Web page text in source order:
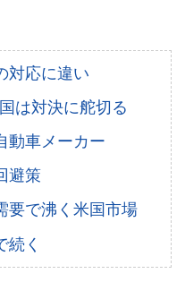
対応に違い
は対決に舵切る
動車メーカー
避策
要で沸く米国市場
続く